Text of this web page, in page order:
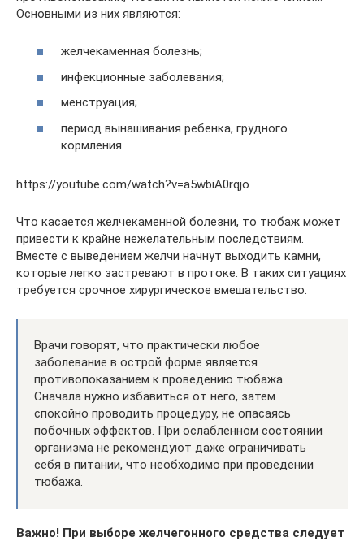
Основными из них являются:
желчекаменная болезнь;
инфекционные заболевания;
менструация;
период вынашивания ребенка, грудного
кормления.
https://youtube.com/watch?v=a5wbiA0rqjo
Что касается желчекаменной болезни, то тюбаж может
привести к крайне нежелательным последствиям.
Вместе с выведением желчи начнут выходить камни,
которые легко застревают в протоке. В таких ситуациях
требуется срочное хирургическое вмешательство.
Врачи говорят, что практически любое
заболевание в острой форме является
противопоказанием к проведению тюбажа.
Сначала нужно избавиться от него, затем
спокойно проводить процедуру, не опасаясь
побочных эффектов. При ослабленном состоянии
организма не рекомендуют даже ограничивать
себя в питании, что необходимо при проведении
тюбажа.
Важно! При выборе желчегонного средства следует